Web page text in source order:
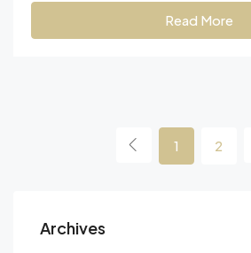
Read More
1 2
Archives